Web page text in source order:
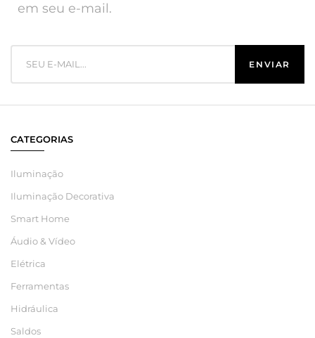
em seu e-mail.
CATEGORIAS
Iluminação
Iluminação Decorativa
Smart Home
Áudio & Vídeo
Elétrica
Ferramentas
Hidráulica
Saldos